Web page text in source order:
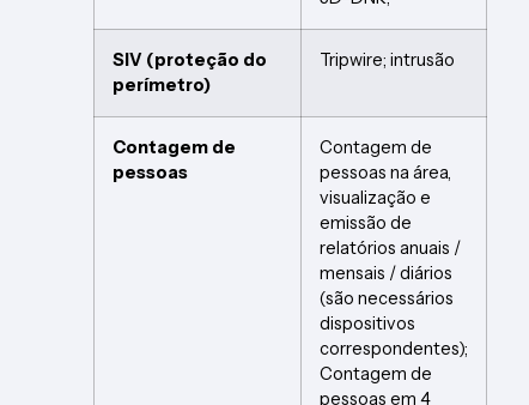
SIV (proteção do
perímetro)
Tripwire; intrusão
Contagem de
pessoas
Contagem de
pessoas na área,
visualização e
emissão de
relatórios anuais /
mensais / diários
(são necessários
dispositivos
correspondentes);
Contagem de
pessoas em 4